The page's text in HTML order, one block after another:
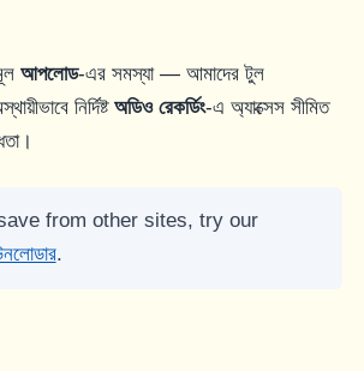
আপলোড-এর সমস্যা — আমাদের টুল
নির্দিষ্ট অডিও রেকর্ডিং-এ অ্যাক্সেস সীমিত
from other sites, try our
.